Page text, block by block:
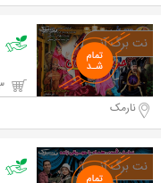
نارمک